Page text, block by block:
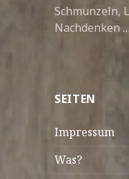
Schmunzeln,
Nachdenken
SEITEN
Impressum
Was?